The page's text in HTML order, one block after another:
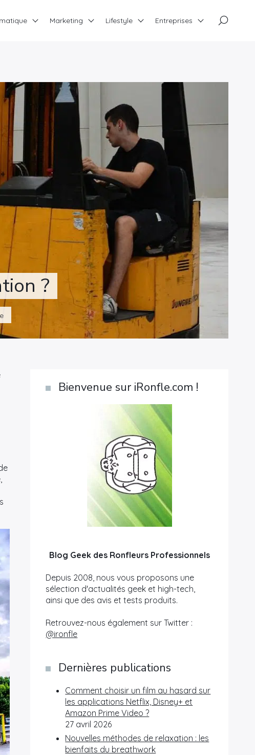
?
Bienvenue sur iRonfle.com !
Blog Geek des Ronfleurs Professionnels
Depuis 2008, nous vous proposons une
sélection d'actualités geek et high-tech,
ainsi que des avis et tests produits.
Retrouvez-nous également sur Twitter :
@ironfle
Dernières publications
Comment choisir un film au hasard sur
les applications Netflix, Disney+ et
Amazon Prime Video ?
27 avril 2026
Nouvelles méthodes de relaxation : les
bienfaits du breathwork
Marketing Lifestyle Entreprises